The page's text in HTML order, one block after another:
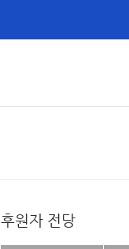
후원자 전당